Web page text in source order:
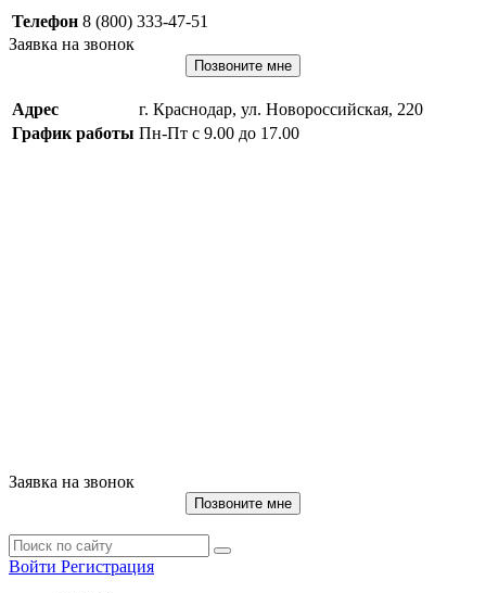
Телефон 8 (800) 333-47-51
Заявка на звонок
Позвоните мне
Адрес
г. Краснодар, ул. Новороссийская, 220
График работы Пн-Пт с 9.00 до 17.00
Заявка на звонок
Позвоните мне
Войти Регистрация